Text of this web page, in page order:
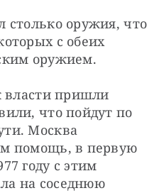
столько оружия, что
с обеих
оружием.
власти пришли
что пойдут по
Москва
помощь, в первую
году с этим
на соседнюю